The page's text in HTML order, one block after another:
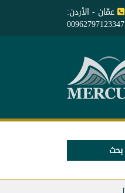
عمّان - الأردن:
00962797123347
بحث